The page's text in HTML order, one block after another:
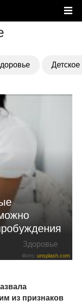
Здоровье
Фото: unsplash.com
из признаков